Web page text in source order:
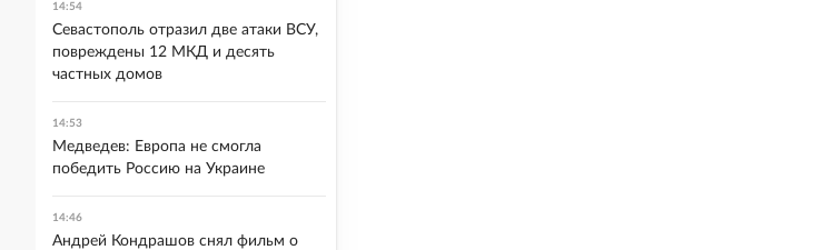
14:54
Севастополь отразил две атаки ВСУ,
повреждены 12 МКД и десять
частных домов
14:53
Медведев: Европа не смогла
победить Россию на Украине
14:46
Андрей Кондрашов снял фильм о